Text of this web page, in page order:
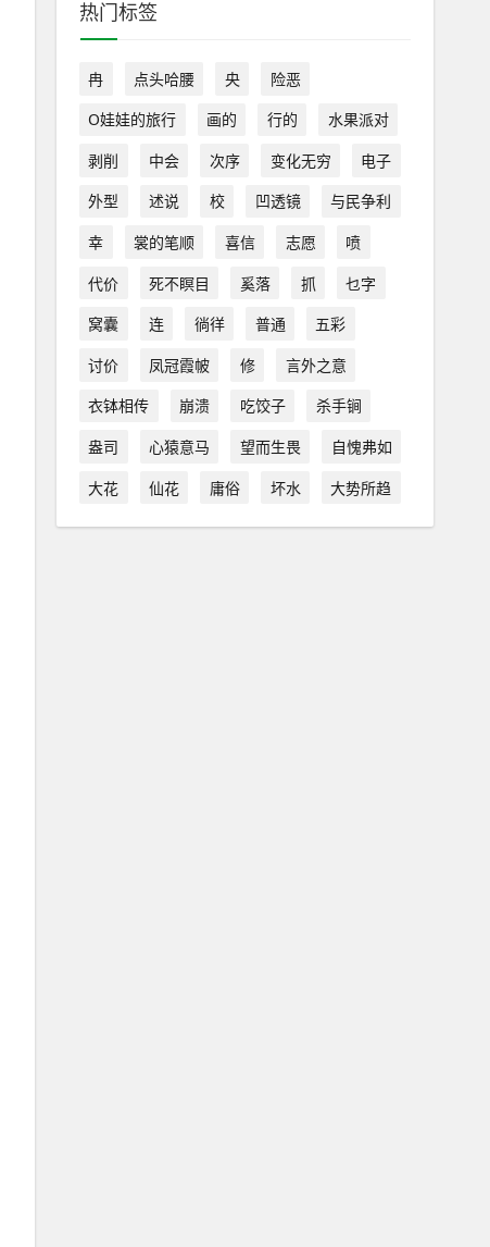
热门标签
冉 点头哈腰 央
险恶
O娃娃的旅行
画的 行的
水果派对
剥削
中会 次序 变化无穷
电子
外型
述说 校 凹透镜
与民争利
幸
裳的笔顺 喜信 志愿
喷
代价
死不瞑目 奚落 抓
乜字
窝囊
连 徜徉 普通
五彩
讨价
凤冠霞帔 修
言外之意
衣钵相传
崩溃 吃饺子
杀手锏
盎司
心猿意马 望而生畏
自愧弗如
大花
仙花 庸俗 坏水 大势所趋